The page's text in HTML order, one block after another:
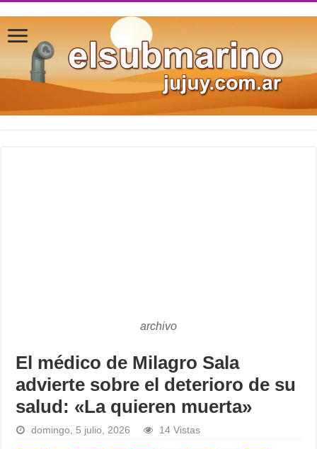
archivo
El médico de Milagro Sala
advierte sobre el deterioro de su
salud: «La quieren muerta»
domingo, 5 julio, 2026 14 Vistas